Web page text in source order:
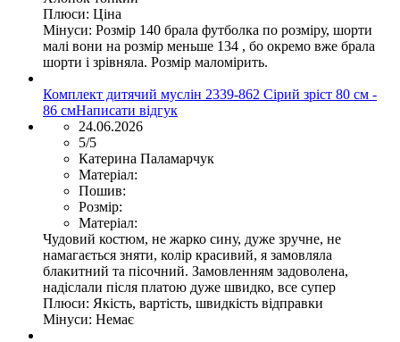
Плюси: Ціна
Мінуси: Розмір 140 брала футболка по розміру, шорти
малі вони на розмір меньше 134 , бо окремо вже брала
шорти і зрівняла. Розмір маломірить.
Комплект дитячий муслін 2339-862 Сірий зріст 80 см -
86 смНаписати відгук
24.06.2026
5/5
Катерина Паламарчук
Матеріал:
Пошив:
Розмір:
Матеріал:
Чудовий костюм, не жарко сину, дуже зручне, не
намагається зняти, колір красивий, я замовляла
блакитний та пісочний. Замовленням задоволена,
надіслали після платою дуже швидко, все супер
Плюси: Якість, вартість, швидкість відправки
Мінуси: Немає